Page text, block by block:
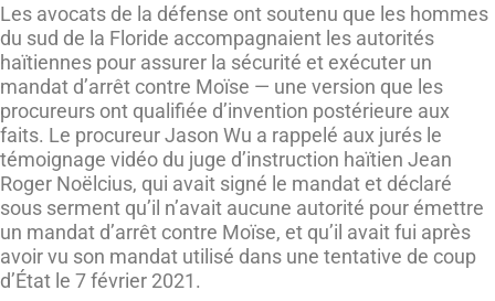
Les avocats de la défense ont soutenu que les hommes
du sud de la Floride accompagnaient les autorités
haïtiennes pour assurer la sécurité et exécuter un
mandat d’arrêt contre Moïse — une version que les
procureurs ont qualifiée d’invention postérieure aux
faits. Le procureur Jason Wu a rappelé aux jurés le
témoignage vidéo du juge d’instruction haïtien Jean
Roger Noëlcius, qui avait signé le mandat et déclaré
sous serment qu’il n’avait aucune autorité pour émettre
un mandat d’arrêt contre Moïse, et qu’il avait fui après
avoir vu son mandat utilisé dans une tentative de coup
d’État le 7 février 2021.